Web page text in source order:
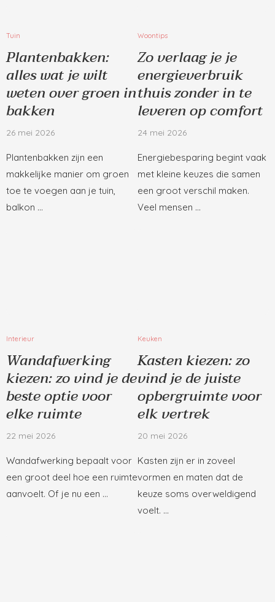
Tuin
Plantenbakken:
alles wat je wilt
weten over groen in
bakken
26 mei 2026
Plantenbakken zijn een
makkelijke manier om groen
toe te voegen aan je tuin,
balkon …
Woontips
Zo verlaag je je
energieverbruik
thuis zonder in te
leveren op comfort
24 mei 2026
Energiebesparing begint vaak
met kleine keuzes die samen
een groot verschil maken.
Veel mensen …
Interieur
Wandafwerking
kiezen: zo vind je de
beste optie voor
elke ruimte
22 mei 2026
Wandafwerking bepaalt voor
een groot deel hoe een ruimte
aanvoelt. Of je nu een …
Keuken
Kasten kiezen: zo
vind je de juiste
opbergruimte voor
elk vertrek
20 mei 2026
Kasten zijn er in zoveel
vormen en maten dat de
keuze soms overweldigend
voelt. …